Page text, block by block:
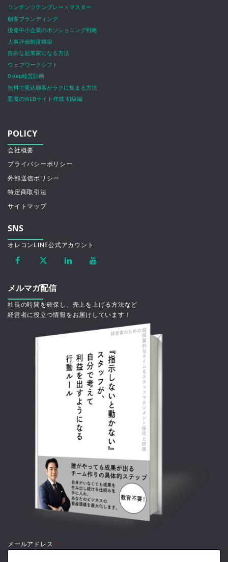
コンテンツテンプレートマスター
顧客ブランディング
後発中小企業のポジショニング戦略
人事評価制度構築
自由な起業家になる方法
ウェブワークシフト
9step経営計画
無料で見込顧客がラクに集まる方法
悪魔のWEBサイト作成 初級編
POLICY
会社概要
プライバシーポリシー
外部送信ポリシー
特定商取引法
サイトマップ
SNS
オレコンLINE公式アカウント
メルマガ配信
社長の時間を確保し、売上を上げる方法など
経営者に役立つ情報をお届けしています！
メールアドレス *